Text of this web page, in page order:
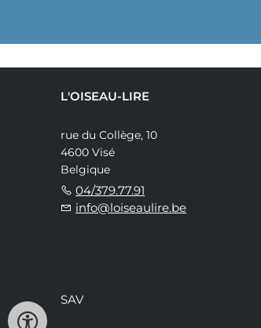
L'OISEAU-LIRE
rue du Collège, 10
4600 Visé
Belgique
04/379.77.91
info@loiseaulire.be
SAV